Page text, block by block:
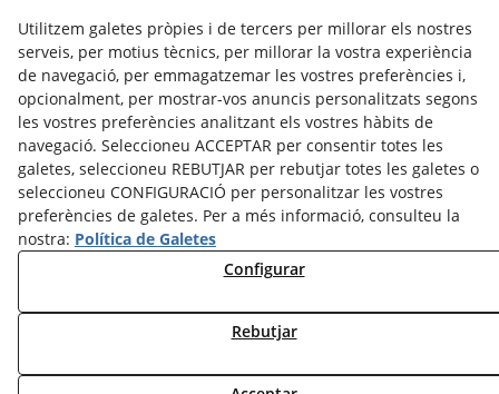
Avís Legal
Política Cookies
Política de Privacitat
Utilitzem galetes pròpies i de tercers per millorar els nostres
serveis, per motius tècnics, per millorar la vostra experiència
de navegació, per emmagatzemar les vostres preferències i,
opcionalment, per mostrar-vos anuncis personalitzats segons
les vostres preferències analitzant els vostres hàbits de
navegació. Seleccioneu ACCEPTAR per consentir totes les
galetes, seleccioneu REBUTJAR per rebutjar totes les galetes o
seleccioneu CONFIGURACIÓ per personalitzar les vostres
preferències de galetes. Per a més informació, consulteu la
nostra: Política de Galetes
Configurar
Rebutjar